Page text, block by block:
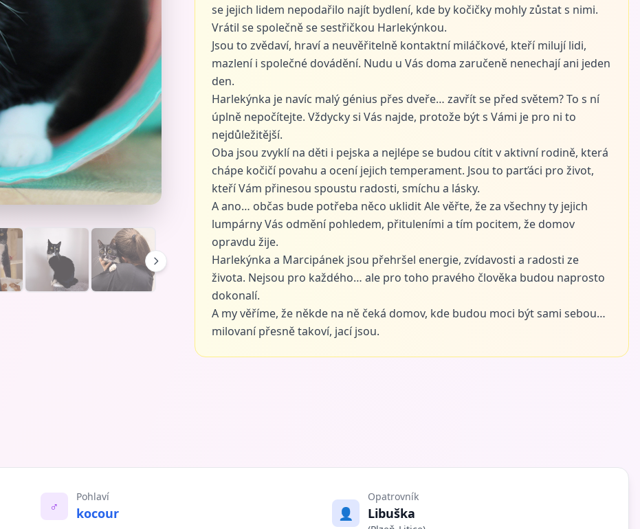
se jejich lidem nepodařilo najít bydlení, kde by kočičky mohly zůstat s nimi.
Vrátil se společně se sestřičkou Harlekýnkou.
Jsou to zvědaví, hraví a neuvěřitelně kontaktní miláčkové, kteří milují lidi,
mazlení i společné dovádění. Nudu u Vás doma zaručeně nenechají ani jeden
den.
Harlekýnka je navíc malý génius přes dveře… zavřít se před světem? To s ní
úplně nepočítejte. Vždycky si Vás najde, protože být s Vámi je pro ni to
nejdůležitější.
Oba jsou zvyklí na děti i pejska a nejlépe se budou cítit v aktivní rodině, která
chápe kočičí povahu a ocení jejich temperament. Jsou to parťáci pro život,
kteří Vám přinesou spoustu radosti, smíchu a lásky.
A ano… občas bude potřeba něco uklidit Ale věřte, že za všechny ty jejich
lumpárny Vás odmění pohledem, přituleními a tím pocitem, že domov
opravdu žije.
Harlekýnka a Marcipánek jsou přehršel energie, zvídavosti a radosti ze
života. Nejsou pro každého… ale pro toho pravého člověka budou naprosto
dokonalí.
A my věříme, že někde na ně čeká domov, kde budou moci být sami sebou…
milovaní přesně takoví, jací jsou.
♂️
Pohlaví
kocour 👤
Opatrovník
Libuška